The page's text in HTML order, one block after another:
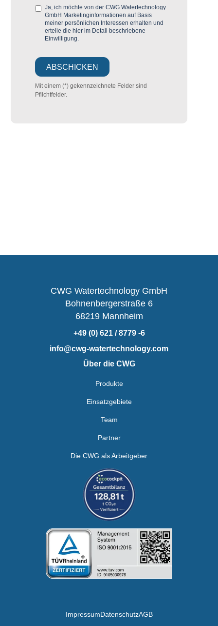
Ja, ich möchte von der CWG Watertechnology
GmbH Marketinginformationen auf Basis
meiner persönlichen Interessen erhalten und
erteile die hier im Detail beschriebene
Einwilligung.
Mit einem (*) gekennzeichnete Felder sind
Pflichtfelder.
CWG Watertechnology GmbH
Bohnenbergerstraße 6
68219 Mannheim
+49 (0) 621 / 8779 -6
info@cwg-watertechnology.com
Über die CWG
Produkte
Einsatzgebiete
Team
Partner
Die CWG als Arbeitgeber
ImpressumDatenschutzAGB